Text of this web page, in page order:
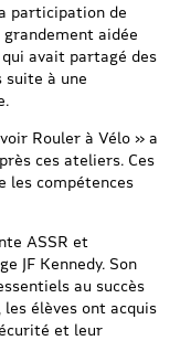
participation de
aidée
qui avait partagé des
suite à une
Rouler à Vélo » a
ces ateliers. Ces
les compétences
ASSR et
JF Kennedy. Son
au succès
élèves ont acquis
et leur